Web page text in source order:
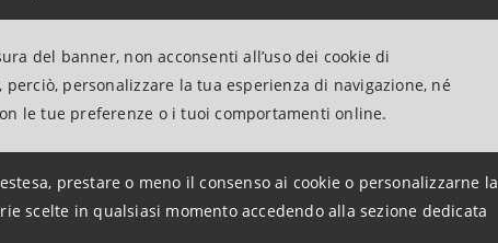
del banner, non acconsenti all’uso dei cookie di
personalizzare la tua esperienza di navigazione, né
le tue preferenze o i tuoi comportamenti online.
prestare o meno il consenso ai cookie o personalizzarne la
scelte in qualsiasi momento accedendo alla sezione dedicata
dell'economia del nostro Paese.
ISCRIVITI QUI